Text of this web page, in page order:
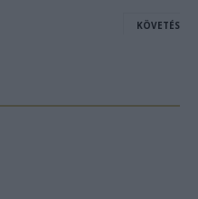
KÖVETÉS